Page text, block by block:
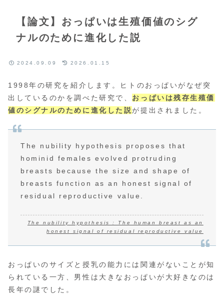
【論文】おっぱいは生殖価値のシグ
ナルのために進化した説
2024.09.09 2026.01.15
1998年の研究を紹介します。ヒトのおっぱいがなぜ突
出しているのかを調べた研究で、 おっぱいは残存生殖価
値のシグナルのために進化した説が提出されました。
The nubility hypothesis proposes that
hominid females evolved protruding
breasts because the size and shape of
breasts function as an honest signal of
residual reproductive value.
The nubility hypothesis : The human breast as an
honest signal of residual reproductive value
おっぱいのサイズと授乳の能力には関連がないことが知
られている一方、男性は大きなおっぱいが大好きなのは
長年の謎でした。